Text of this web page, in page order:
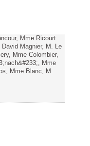
Mme Ricourt
Magnier, M. Le
Mme Colombier,
Mme
Mme Blanc, M.